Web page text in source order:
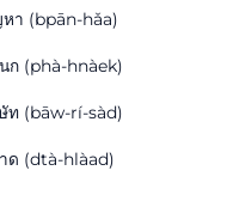
า (bpān-hǎa)
ก (phà-hnàek)
ท (bāw-rí-sàd)
ด (dtà-hlàad)